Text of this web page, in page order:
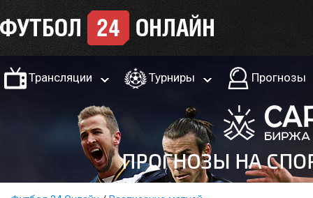
Трансляции Турниры Прогнозы